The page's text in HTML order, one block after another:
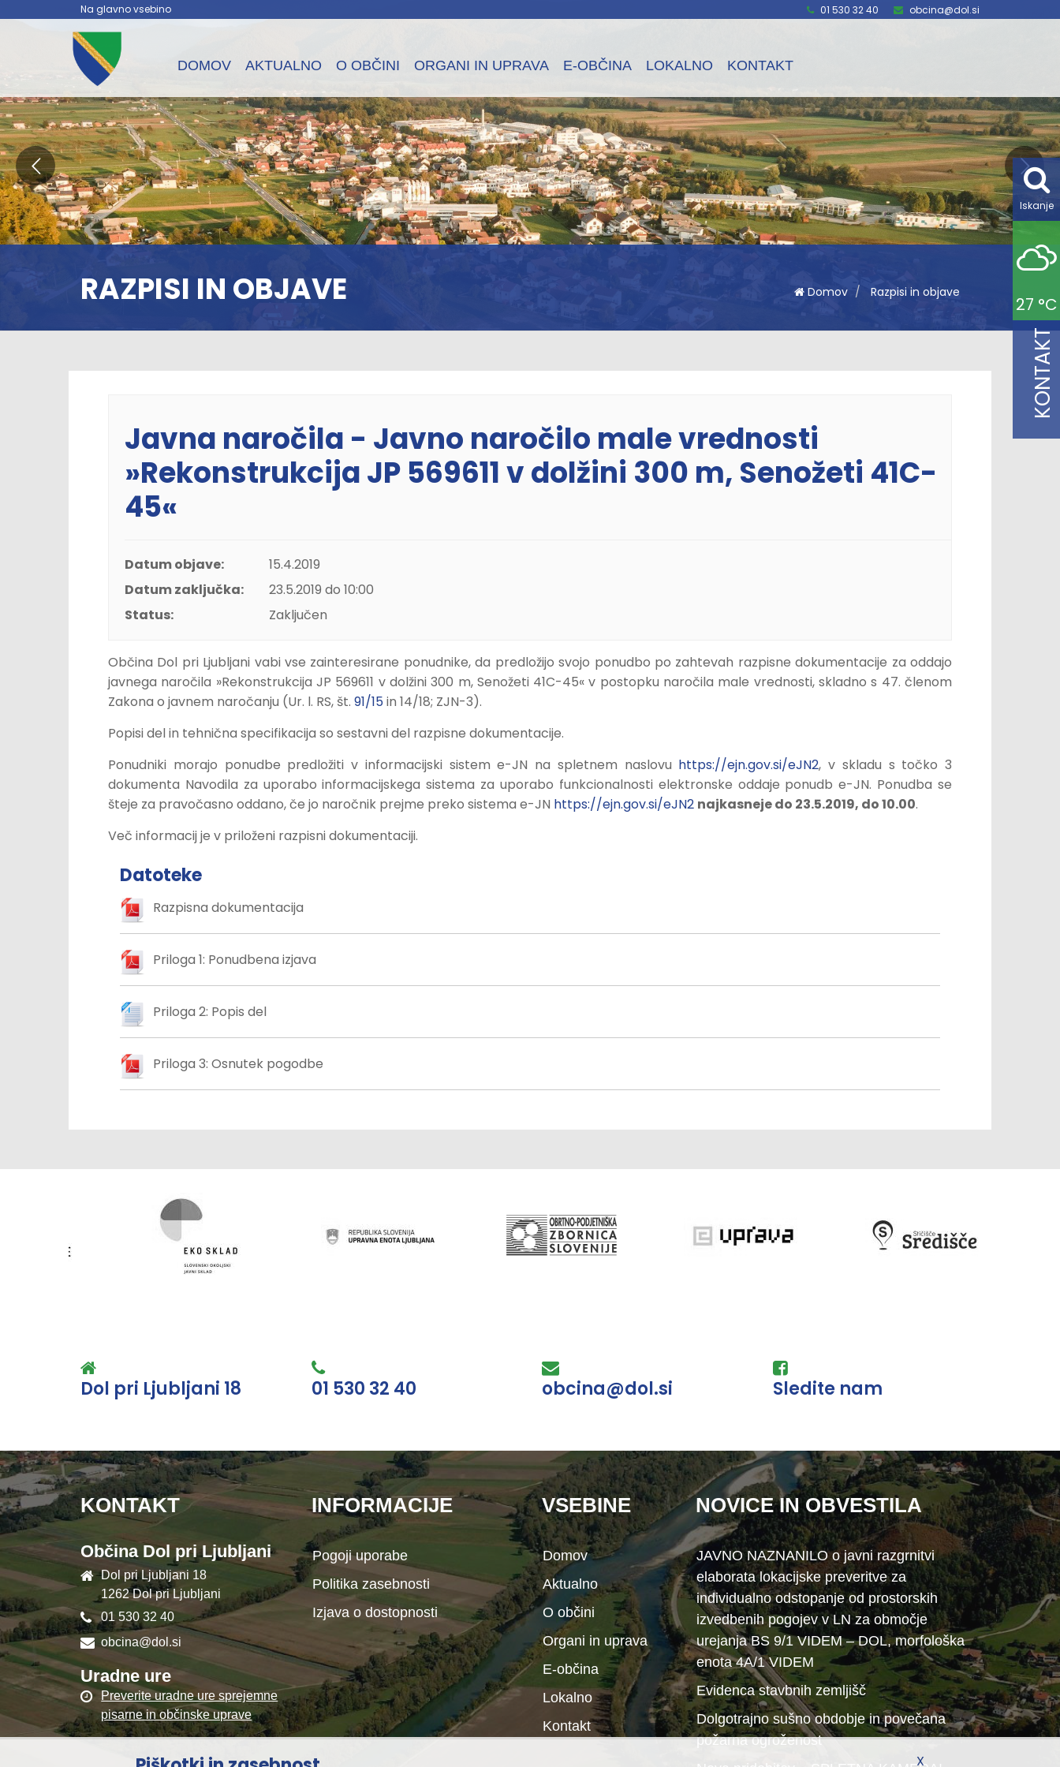
Na glavno vsebino 01 530 32 40 obcina@dol.si
DOMOV AKTUALNO O OBČINI ORGANI IN UPRAVA E-OBČINA LOKALNO KONTAKT
Iskanje
27 °C
KONTAKT
RAZPISI IN OBJAVE Domov Razpisi in objave
Javna naročila - Javno naročilo male vrednosti
»Rekonstrukcija JP 569611 v dolžini 300 m, Senožeti 41C-
45«
Datum objave:
15.4.2019
Datum zaključka:
23.5.2019 do 10:00
Status:
Zaključen
Občina Dol pri Ljubljani vabi vse zainteresirane ponudnike, da predložijo svojo ponudbo po zahtevah razpisne dokumentacije za oddajo
javnega naročila »Rekonstrukcija JP 569611 v dolžini 300 m, Senožeti 41C-45« v postopku naročila male vrednosti, skladno s 47. členom
Zakona o javnem naročanju (Ur. l. RS, št. 91/15in 14/18; ZJN-3).
Popisi del in tehnična specifikacija so sestavni del razpisne dokumentacije.
Ponudniki morajo ponudbe predložiti v informacijski sistem e-JN na spletnem naslovu https://ejn.gov.si/eJN2, v skladu s točko 3
dokumenta Navodila za uporabo informacijskega sistema za uporabo funkcionalnosti elektronske oddaje ponudb e-JN. Ponudba se
šteje za pravočasno oddano, če jo naročnik prejme preko sistema e-JN https://ejn.gov.si/eJN2 najkasneje do 23.5.2019, do 10.00.
Več informacij je v priloženi razpisni dokumentaciji.
Datoteke
Razpisna dokumentacija
Priloga 1: Ponudbena izjava
Priloga 2: Popis del
Priloga 3: Osnutek pogodbe
Dol pri Ljubljani 18 01 530 32 40 obcina@dol.si Sledite nam
KONTAKT
Občina Dol pri Ljubljani
Dol pri Ljubljani 18
1262 Dol pri Ljubljani
01 530 32 40
obcina@dol.si
Uradne ure
Preverite uradne ure sprejemne
pisarne in občinske uprave
INFORMACIJE
Pogoji uporabe
Politika zasebnosti
Izjava o dostopnosti
VSEBINE
Domov
Aktualno
O občini
Organi in uprava
E-občina
Lokalno
Kontakt
NOVICE IN OBVESTILA
JAVNO NAZNANILO o javni razgrnitvi
elaborata lokacijske preveritve za
individualno odstopanje od prostorskih
izvedbenih pogojev v LN za območje
urejanja BS 9/1 VIDEM – DOL, morfološka
enota 4A/1 VIDEM
Evidenca stavbnih zemljišč
Dolgotrajno sušno obdobje in povečana
požarna ogroženost
X